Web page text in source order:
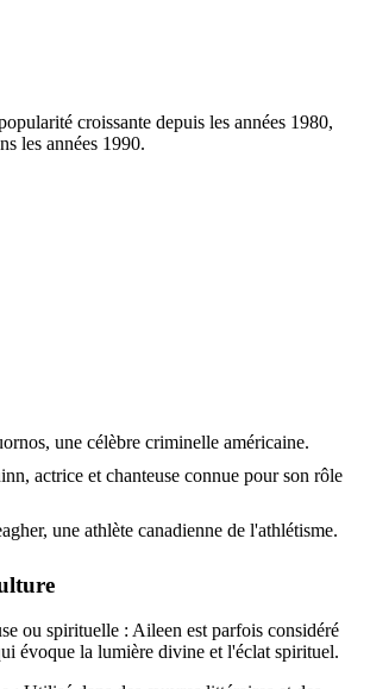
croissante depuis les années 1980,
les années 1990.
une célèbre criminelle américaine.
actrice et chanteuse connue pour son rôle
une athlète canadienne de l'athlétisme.
ou spirituelle : Aileen est parfois considéré
évoque la lumière divine et l'éclat spirituel.